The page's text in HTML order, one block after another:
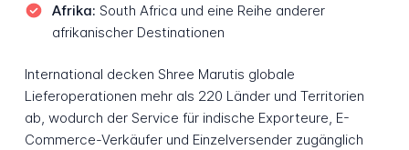
Afrika: South Africa und eine Reihe anderer
afrikanischer Destinationen
International decken Shree Marutis globale
Lieferoperationen mehr als 220 Länder und Territorien
ab, wodurch der Service für indische Exporteure, E-
Commerce-Verkäufer und Einzelversender zugänglich